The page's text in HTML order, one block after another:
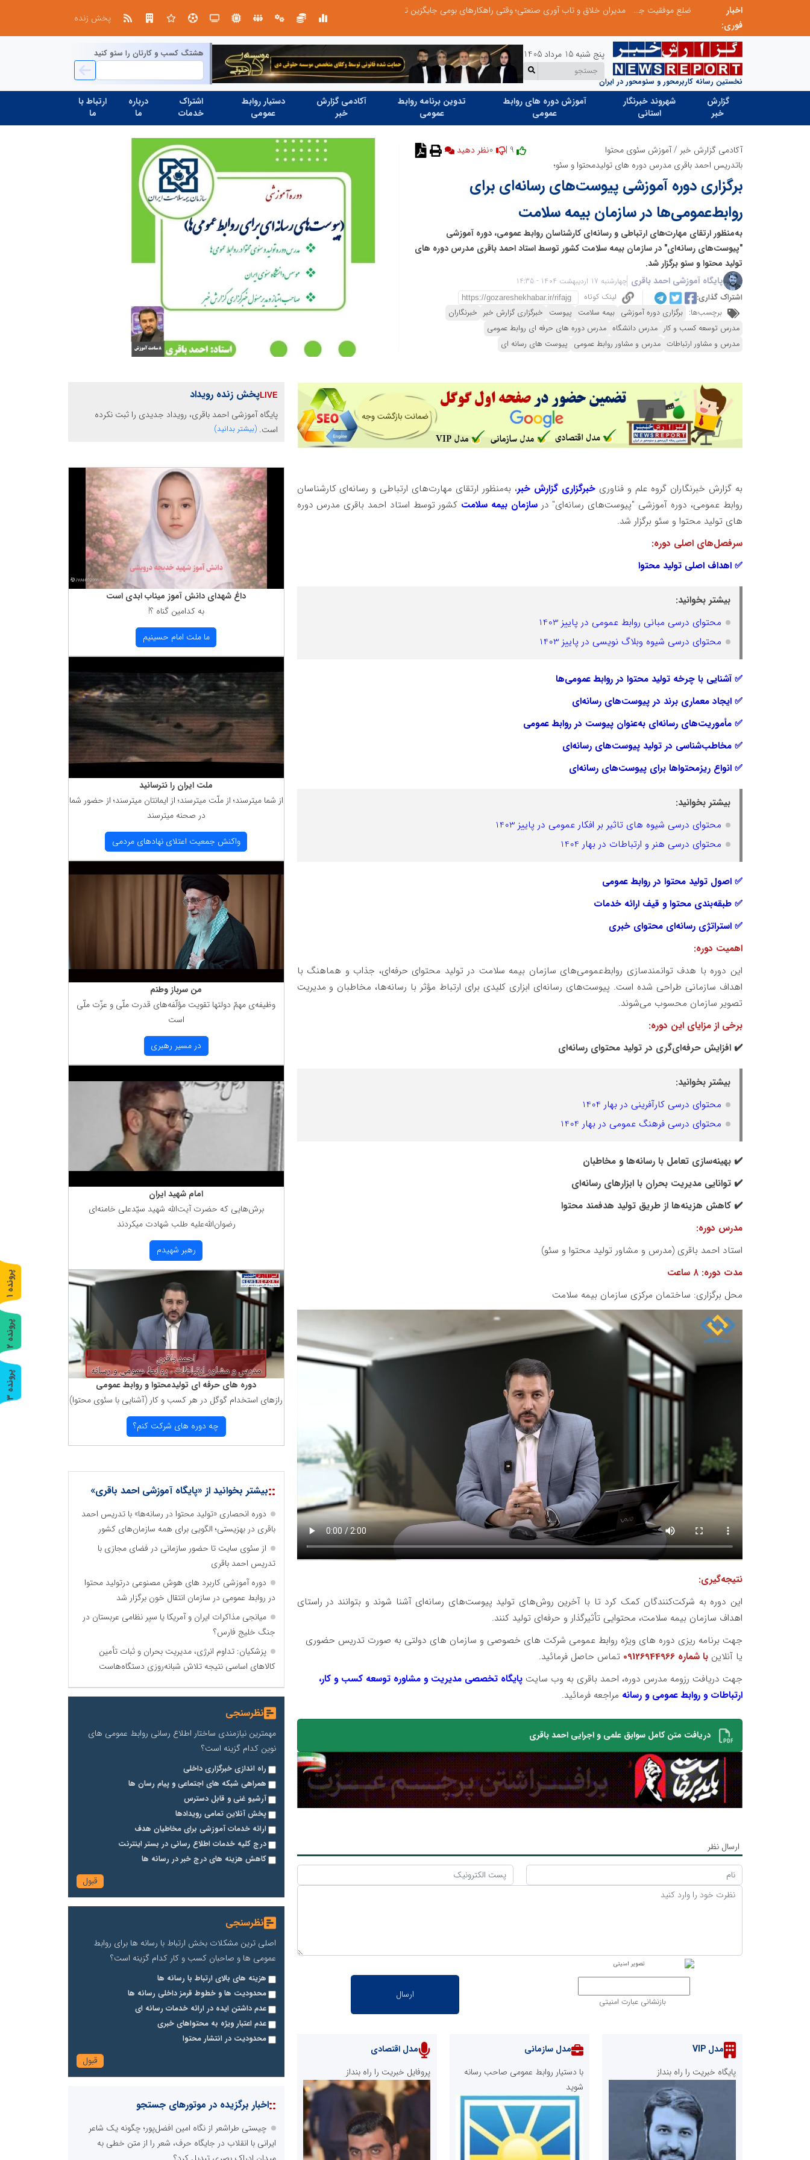
اخبار
فوری:
مدیران خلاق و تاب آوری صنعتی؛ وقتی راهکارهای بومی جایگزین تحریم میشود
پخش زنده
نخستین رسانه کاربرمحور و سئومحور در ایران
پنج شنبه 15 مرداد 1405 هشتگ کسب و کارتان را سئو کنید
گزارش
خبر
شهروند خبرنگار
استانی
آموزش دوره های روابط
عمومی
تدوین برنامه روابط
عمومی
آکادمی گزارش
خبر
دستیار روابط
عمومی
اشتراک
خدمات
درباره
ما
ارتباط با
ما
آکادمی گزارش خبر / آموزش سئوی محتوا
نظر دهید
باتدریس احمد باقری مدرس دوره های تولیدمحتوا و سئو؛
برگزاری دوره آموزشی پیوست‌های رسانه‌ای برای
روابط‌عمومی‌ها در سازمان بیمه سلامت
به‌منظور ارتقای مهارت‌های ارتباطی و رسانه‌ای کارشناسان روابط عمومی، دوره آموزشی
"پیوست‌های رسانه‌ای" در سازمان بیمه سلامت کشور توسط استاد احمد باقری مدرس دوره های
تولید محتوا و سئو برگزار شد.
پایگاه آموزشی احمد باقری چهارشنبه 17 اردیبهشت 1404 - 14:35
اشتراک گذاری:
لینک کوتاه
برچسب‌ها: برگزاری دوره آموزشی بیمه سلامت پیوست خبرگزاری گزارش خبر خبرنگاران
مدرس توسعه کسب و کار مدرس دانشگاه مدرس دوره های حرفه ای روابط عمومی
مدرس و مشاور ارتباطات مدرس و مشاور روابط عمومی پیوست های رسانه ای
به گزارش خبرنگاران گروه علم و فناوریخبرگزاری گزارش خبر، به‌منظور ارتقای مهارت‌های ارتباطی و رسانه‌ای کارشناسان
روابط عمومی، دوره آموزشی "پیوست‌های رسانه‌ای" در سازمان بیمه سلامت کشور توسط استاد احمد باقری مدرس دوره
های تولید محتوا و سئو برگزار شد.
سرفصل‌های اصلی دوره:
✅ اهداف اصلی تولید محتوا
بیشتر بخوانید:
محتوای درسی مبانی روابط عمومی در پاییز 1403
محتوای درسی شیوه وبلاگ نویسی در پاییز 1403
✅ آشنایی با چرخه تولید محتوا در روابط عمومی‌ها
✅ ایجاد معماری برند در پیوست‌های رسانه‌ای
✅ مأموریت‌های رسانه‌ای به‌عنوان پیوست در روابط عمومی
✅ مخاطب‌شناسی در تولید پیوست‌های رسانه‌ای
✅ انواع ریزمحتواها برای پیوست‌های رسانه‌ای
بیشتر بخوانید:
محتوای درسی شیوه های تاثیر بر افکار عمومی در پاییز 1403
محتوای درسی هنر و ارتباطات در بهار 1404
✅ اصول تولید محتوا در روابط عمومی
✅ طبقه‌بندی محتوا و قیف ارائه خدمات
✅ استراتژی رسانه‌ای محتوای خبری
اهمیت دوره:
این دوره با هدف توانمندسازی روابط‌عمومی‌های سازمان بیمه سلامت در تولید محتوای حرفه‌ای، جذاب و هماهنگ با
اهداف سازمانی طراحی شده است. پیوست‌های رسانه‌ای ابزاری کلیدی برای ارتباط مؤثر با رسانه‌ها، مخاطبان و مدیریت
تصویر سازمان محسوب می‌شوند.
برخی از مزایای این دوره:
✔️ افزایش حرفه‌ای‌گری در تولید محتوای رسانه‌ای
بیشتر بخوانید:
محتوای درسی کارآفرینی در بهار 1404
محتوای درسی فرهنگ عمومی در بهار 1404
✔️ بهینه‌سازی تعامل با رسانه‌ها و مخاطبان
✔️ توانایی مدیریت بحران با ابزارهای رسانه‌ای
✔️ کاهش هزینه‌ها از طریق تولید هدفمند محتوا
مدرس دوره:
استاد احمد باقری (مدرس و مشاور تولید محتوا و سئو)
مدت دوره: ۸ ساعت
محل برگزاری: ساختمان مرکزی سازمان بیمه سلامت
نتیجه‌گیری:
این دوره به شرکت‌کنندگان کمک کرد تا با آخرین روش‌های تولید پیوست‌های رسانه‌ای آشنا شوند و بتوانند در راستای
اهداف سازمان بیمه سلامت، محتوایی تأثیرگذار و حرفه‌ای تولید کنند.
جهت برنامه ریزی دوره های ویژه روابط عمومی شرکت های خصوصی و سازمان های دولتی به صورت تدریس حضوری
یا آنلاین با شماره 09126944966
تماس حاصل فرمائید.
جهت دریافت رزومه مدرس دوره، احمد باقری به وب سایت پایگاه تخصصی مدیریت و مشاوره توسعه کسب و کار،
ارتباطات و روابط عمومی و رسانه مراجعه فرمائید.
دریافت متن کامل سوابق علمی و اجرایی احمد باقری
ارسال نظر
بازنشانی عبارت امنیتی
مدل VIP
پایگاه خبریت را راه بنداز
مدل سازمانی
با دستیار روابط عمومی صاحب رسانه
شوید
مدل اقتصادی
پروفایل خبریت را راه بنداز
پخش زنده رویداد
پایگاه آموزشی احمد باقری، رویداد جدیدی را ثبت نکرده
است. (بیشتر بدانید)
داغ شهدای دانش آموز میناب ابدی است
به كدامین گناه ؟!
ما ملت امام حسینیم
ملت ایران را نترسانید
از شما میترسند؛ از ملّت میترسند؛ از ایمانتان میترسند؛ از حضور شما
در صحنه میترسند
واكنش جمعیت اعتلای نهادهای مردمی
من سرباز وطنم
وظیفه‌ی مهمّ دولتها تقویت مؤلّفه‌های قدرت ملّی و عزّت ملّی
است
در مسیر رهبری
امام شهید ایران
برش‌هایی كه حضرت آیت‌الله شهید سیّدعلی خامنه‌ای
رضوان‌الله‌علیه طلب شهادت میكردند
رهبر شهیدم
دوره های حرفه ای تولیدمحتوا و روابط عمومی
رازهای استخدام گوگل در هر كسب و كار (آشنایی با سئوی محتوا)
چه دوره های شركت كنم؟
::بیشتر بخوانید از «پایگاه آموزشی احمد باقری»
دوره انحصاری «تولید محتوا در رسانه‌ها» با تدریس احمد
باقری در بهزیستی؛ الگویی برای همه سازمان‌های کشور
از سئوی سایت تا حضور سازمانی در فضای مجازی با
تدریس احمد باقری
دوره آموزشی کاربرد های هوش مصنوعی درتولید محتوا
در روابط عمومی در سازمان انتقال خون برگزار شد
میانجی مذاکرات ایران و آمریکا یا سپر نظامی عربستان در
جنگ خلیج فارس؟
پزشکیان: تداوم انرژی، مدیریت بحران و ثبات تأمین
کالاهای اساسی نتیجه تلاش شبانه‌روزی دستگاه‌هاست
نظرسنجی
مهمترین نیازمندی ساختار اطلاع رسانی روابط عمومی های
نوین کدام گزینه است؟
راه اندازی خبرگزاری داخلی
همراهی شبکه های اجتماعی و پیام رسان ها
آرشیو غنی و قابل دسترس
پخش آنلاین تمامی رویدادها
ارائه خدمات آموزشی برای مخاطیان هدف
درج کلیه خدمات اطلاع رسانی در بستر اینترنت
کاهش هزینه های درج خبر در رسانه ها
نظرسنجی
اصلی ترین مشکلات بخش ارتباط با رسانه ها برای روابط
عمومی ها و صاحبان کسب و کار کدام گزینه است؟
هزینه های بالای ارتباط با رسانه ها
محدودیت ها و خطوط قرمز داخلی رسانه ها
عدم داشتن ایده در ارائه خدمات رسانه ای
عدم اعتبار ویژه به محتواهای خبری
محدودیت در انتشار محتوا
::اخبار برگزیده در موتورهای جستجو
چیستی طراشعر از نگاه امین افضل‌پور؛ چگونه یک شاعر
ایرانی با انقلاب در جایگاه حرف، شعر را از متن خطی به
پ
ر
و
ن
د
ه
1
پ
ر
و
ن
د
ه
2
پ
ر
و
ن
د
ه
3